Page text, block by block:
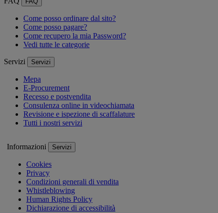
Come posso ordinare dal sito?
Come posso pagare?
Come recupero la mia Password?
Vedi tutte le categorie
Servizi Servizi
Mepa
E-Procurement
Recesso e postvendita
Consulenza online in videochiamata
Revisione e ispezione di scaffalature
Tutti i nostri servizi
Informazioni Servizi
Cookies
Privacy
Condizioni generali di vendita
Whistleblowing
Human Rights Policy
Dichiarazione di accessibilità